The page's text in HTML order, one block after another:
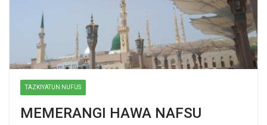
TAZKIYATUN NUFUS
MEMERANGI HAWA NAFSU